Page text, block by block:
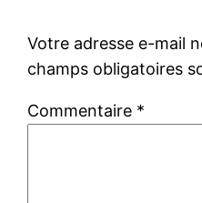
Votre adresse e-mail
champs obligatoires
Commentaire *